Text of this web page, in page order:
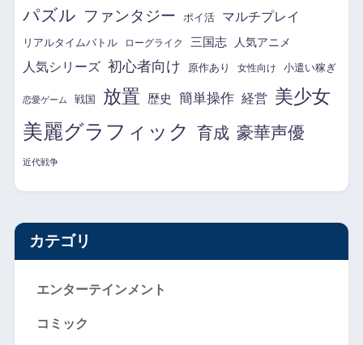
パズル ファンタジー ポイ活 マルチプレイ
リアルタイムバトル ローグライク 三国志 人気アニメ
人気シリーズ 初心者向け 原作あり 女性向け 小遣い稼ぎ
恋愛ゲーム 戦国 放置 歴史 簡単操作 経営 美少女
美麗グラフィック 育成 豪華声優
近代戦争
カテゴリ
エンターテインメント
コミック